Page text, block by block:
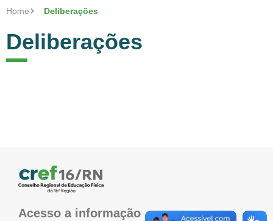
Home Deliberações
Deliberações
Acesso a informação